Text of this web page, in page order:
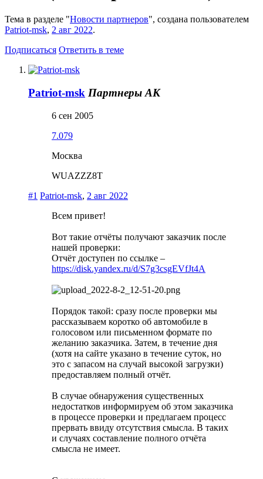
Тема в разделе "Новости партнеров", создана пользователем
Patriot-msk, 2 авг 2022.
Подписаться Ответить в теме
Patriot-msk Партнеры АК
6 сен 2005
7.079
Москва
WUAZZZ8T
#1 Patriot-msk, 2 авг 2022
Всем привет!
Вот такие отчёты получают заказчик после
нашей проверки:
Отчёт доступен по ссылке –
https://disk.yandex.ru/d/S7g3csgEVfJt4A
Порядок такой: сразу после проверки мы
рассказываем коротко об автомобиле в
голосовом или письменном формате по
желанию заказчика. Затем, в течение дня
(хотя на сайте указано в течение суток, но
это с запасом на случай высокой загрузки)
предоставляем полный отчёт.
В случае обнаружения существенных
недостатков информируем об этом заказчика
в процессе проверки и предлагаем процесс
прервать ввиду отсутствия смысла. В таких
и случаях составление полного отчёта
смысла не имеет.